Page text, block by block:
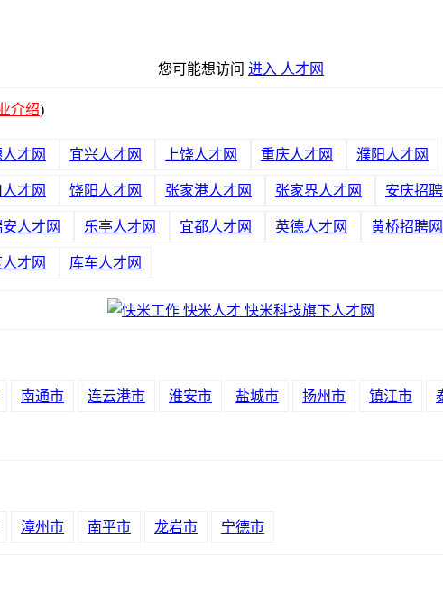
您可能想访问 进入 人才网
介绍)
才网 宜兴人才网 上饶人才网 重庆人才网 濮阳人才网
才网 饶阳人才网 张家港人才网 张家界人才网 安庆招
人才网 乐亭人才网 宜都人才网 英德人才网 黄桥招聘网
才网 库车人才网
南通市 连云港市 淮安市 盐城市 扬州市 镇江市
漳州市 南平市 龙岩市 宁德市